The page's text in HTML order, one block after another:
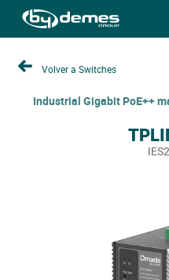
Volver a Switches
Industrial Gigabit PoE++